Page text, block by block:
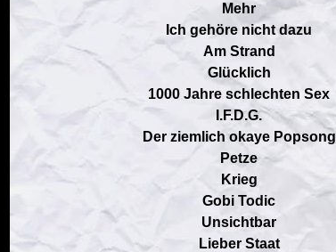
Mehr
Ich gehöre nicht dazu
Am Strand
Glücklich
1000 Jahre schlechten Sex
I.F.D.G.
Der ziemlich okaye Popsong
Petze
Krieg
Gobi Todic
Unsichtbar
Lieber Staat